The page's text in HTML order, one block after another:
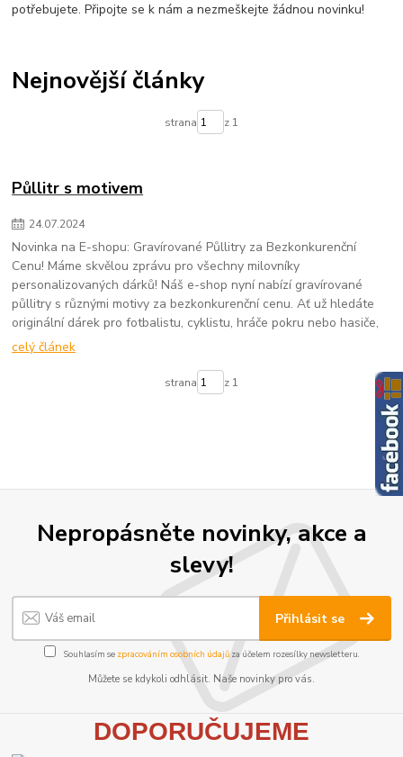
potřebujete. Připojte se k nám a nezmeškejte žádnou novinku!
Nejnovější články
strana z 1
Půllitr s motivem
24.07.2024
Novinka na E-shopu: Gravírované Půllitry za Bezkonkurenční
Cenu! Máme skvělou zprávu pro všechny milovníky
personalizovaných dárků! Náš e-shop nyní nabízí gravírované
půllitry s různými motivy za bezkonkurenční cenu. Ať už hledáte
originální dárek pro fotbalistu, cyklistu, hráče pokru nebo hasiče,
celý článek
strana z 1
Nepropásněte novinky, akce a
slevy!
Přihlásit se
Souhlasím se zpracováním osobních údajůza účelem rozesílky newsletteru.
Můžete se kdykoli odhlásit. Naše novinky pro vás.
DOPORUČUJEME